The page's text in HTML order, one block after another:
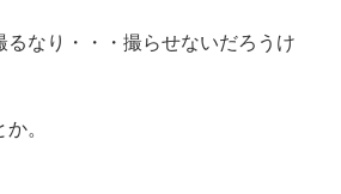
るなり・・・撮らせないだろうけ
。